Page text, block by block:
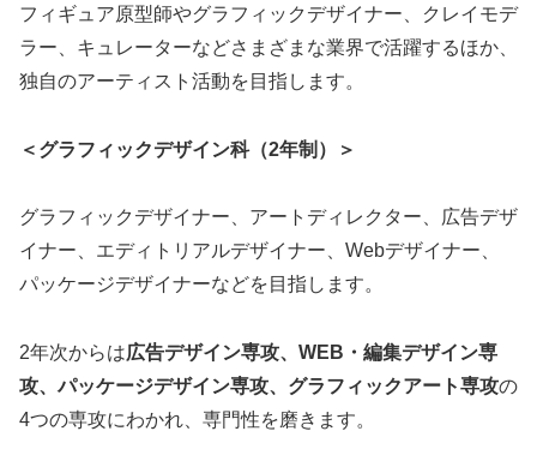
フィギュア原型師やグラフィックデザイナー、クレイモデ
ラー、キュレーターなどさまざまな業界で活躍するほか、
独自のアーティスト活動を目指します。
＜グラフィックデザイン科（2年制）＞
グラフィックデザイナー、アートディレクター、広告デザ
イナー、エディトリアルデザイナー、Webデザイナー、
パッケージデザイナーなどを目指します。
2年次からは広告デザイン専攻、WEB・編集デザイン専
攻、パッケージデザイン専攻、グラフィックアート専攻の
4つの専攻にわかれ、専門性を磨きます。